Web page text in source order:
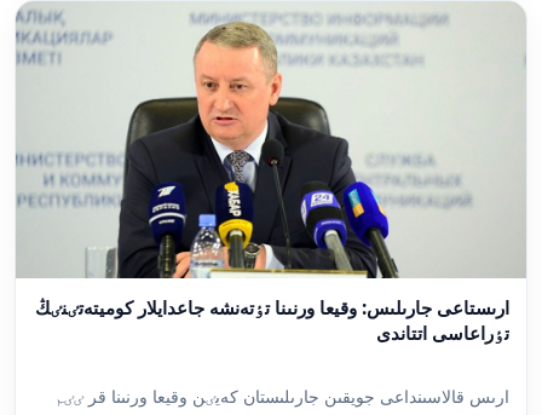
ارىستاعى جارىلىس: وقيعا ورنىنا تٶتەنشە جاعدايلار كوميتەتٸنٸڭ
تٶراعاسى اتتاندى
ارىس قالاسىنداعى جويقىن جارىلىستان كەيٸن وقيعا ورنىنا قر ٸٸم